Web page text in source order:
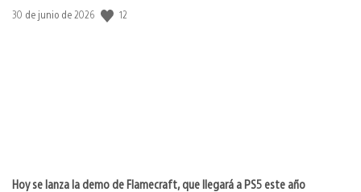
Fecha
30 de junio de 2026 12
Hoy se lanza la demo de Flamecraft, que llegará a PS5 este año